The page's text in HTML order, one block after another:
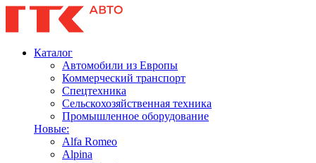
Каталог
Автомобили из Европы
Коммерческий транспорт
Спецтехника
Сельскохозяйственная техника
Промышленное оборудование
Новые:
Alfa Romeo
Alpina